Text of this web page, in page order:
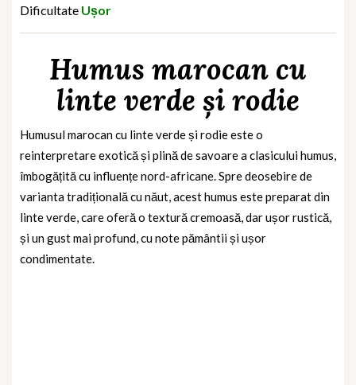
Dificultate Ușor
Humus marocan cu
linte verde și rodie
Humusul marocan cu linte verde și rodie este o
reinterpretare exotică și plină de savoare a clasicului humus,
îmbogățită cu influențe nord-africane. Spre deosebire de
varianta tradițională cu năut, acest humus este preparat din
linte verde, care oferă o textură cremoasă, dar ușor rustică,
și un gust mai profund, cu note pământii și ușor
condimentate.